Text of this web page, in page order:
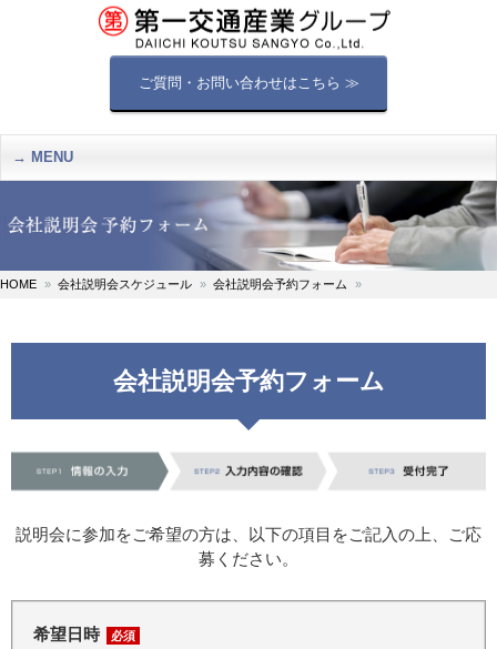
ご質問・お問い合わせはこちら ≫
MENU
HOME 会社説明会スケジュール 会社説明会予約フォーム
会社説明会予約フォーム
説明会に参加をご希望の方は、以下の項目をご記入の上、ご応
募ください。
希望日時 必須